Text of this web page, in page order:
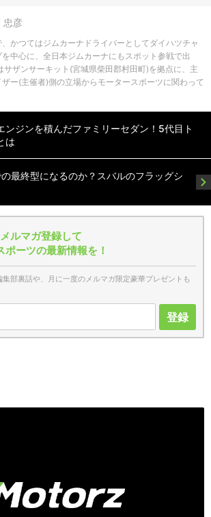
忠彦
かつてはジムカーナドライバーとしてダイハツチャ
を中心に、全日本ジムカーナにもスポット参戦で出
サザンサーキット(宮城県柴田郡村田町)を拠点に、主
ー(主催者)側の立場からモータースポーツに関わって
ンジンを積んだファミリーセダン！5代目ト
は
最終型になるのか？スバルのフラッグシ
ルマガ登録して
ポーツの最新情報を！
部裏話や、月に一度のメルマガ限定豪華プレゼントも
登録